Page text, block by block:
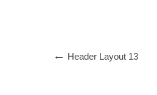
Header Layout 13